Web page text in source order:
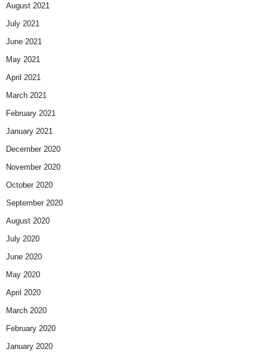
August 2021
July 2021
June 2021
May 2021
April 2021
March 2021
February 2021
January 2021
December 2020
November 2020
October 2020
September 2020
August 2020
July 2020
June 2020
May 2020
April 2020
March 2020
February 2020
January 2020